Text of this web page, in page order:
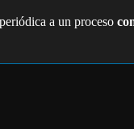
a un proceso